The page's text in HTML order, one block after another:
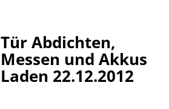
Tür Abdichten,
Messen und Akkus
Laden 22.12.2012